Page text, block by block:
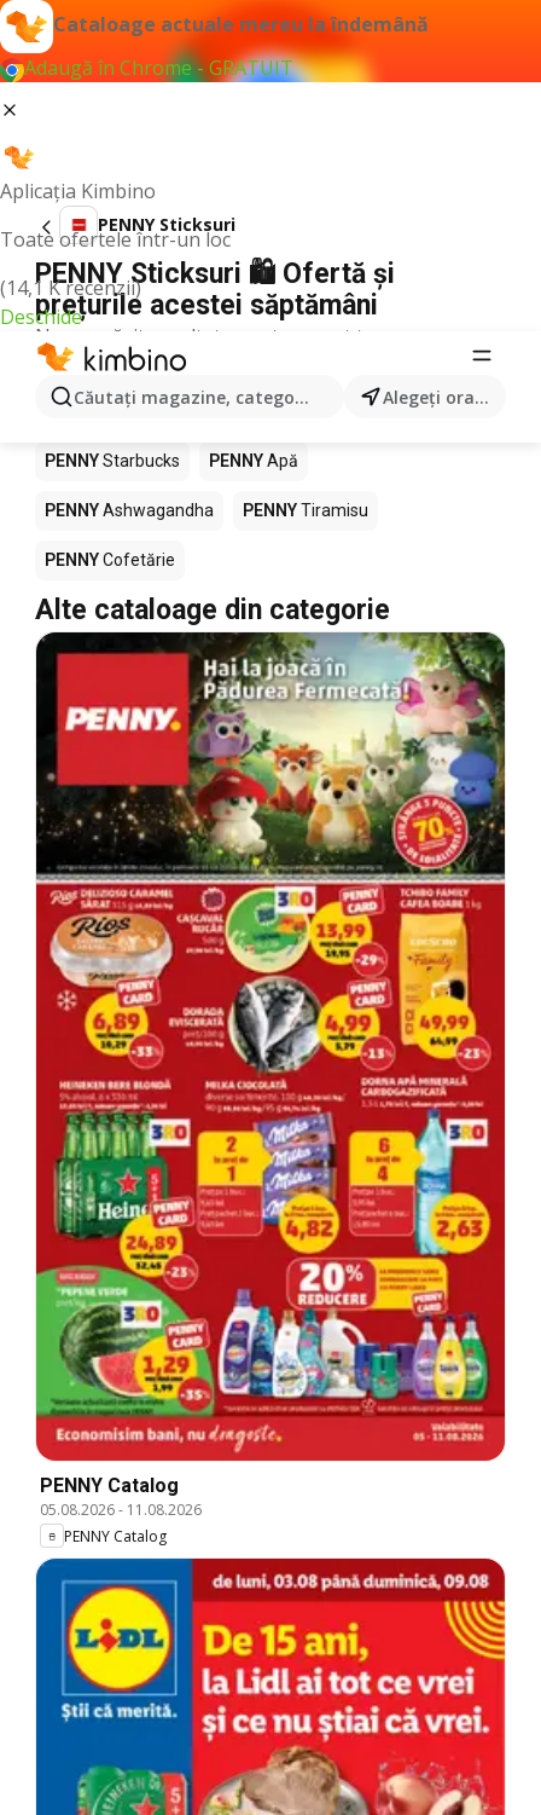
Cataloage actuale mereu la îndemână
Adaugă în Chrome - GRATUIT
Aplicația Kimbino
Toate ofertele într-un loc
(14,1 K recenzii)
Deschide
Căutaţi magazine, categorii, produse... Alegeţi oraşul
PENNY Sticksuri
PENNY Sticksuri 🛍️ Ofertă și
prețurile acestei săptămâni
Nu am găsit rezultate pentru acest termen.
Alte produse în magazine PENNY
PENNY Pizza PENNY Mango LEGO
PENNYStarbucks PENNYApă
PENNYAshwagandha PENNYTiramisu
PENNYCofetărie
Alte cataloage din categorie
PENNY Catalog
05.08.2026- 11.08.2026
PENNY Catalog